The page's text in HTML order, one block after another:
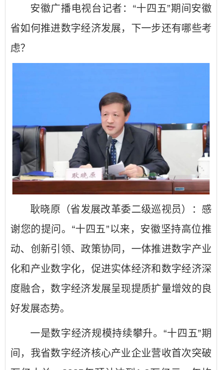
安徽广播电视台记者：“十四五”期间安徽
省如何推进数字经济发展，下一步还有哪些考
虑？
耿晓原（省发展改革委二级巡视员）：感
谢您的提问。“十四五”以来，安徽坚持高位推
动、创新引领、政策协同，一体推进数字产业
化和产业数字化，促进实体经济和数字经济深
度融合，数字经济发展呈现提质扩量增效的良
好发展态势。
一是数字经济规模持续攀升。“十四五”期
间，我省数字经济核心产业企业营收首次突破